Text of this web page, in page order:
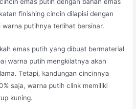
emas putih dengan bahan emas
finishing cincin dilapisi dengan
warna putihnya terlihat bersinar.
emas putih yang dibuat bermaterial
warna putih mengkilatnya akan
Tetapi, kandungan cincinnya
saja, warna putih clink memiliki
kuning.